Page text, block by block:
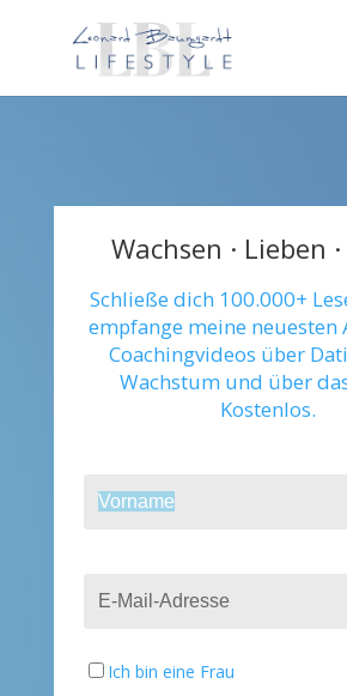
Wachsen · Lieben
Schließe dich 100.000+
empfange meine neuesten
Coachingvideos über
Wachstum und über
Kostenlos.
Ich bin eine Frau